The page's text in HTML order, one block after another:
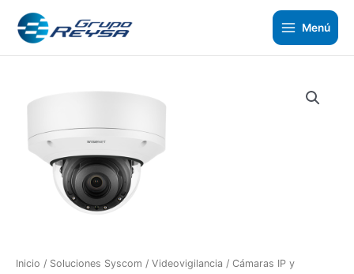
contenido
Menú
Inicio / Soluciones Syscom / Videovigilancia / Cámaras IP y
Vision
a6081r
cantidad